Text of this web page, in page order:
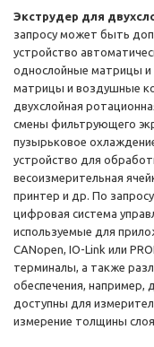
Экструдер для
запросу может быть
устройство
однослойные матрицы и
матрицы и воздушные
двухслойная
смены фильтрующего
пузырьковое
устройство для
весоизмерительная
принтер и др. По
цифровая система
используемые для
CANopen, IO-Link или
терминалы, а также
обеспечения, например,
доступны для
измерение толщины